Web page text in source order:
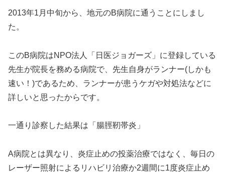
2013年1月中旬から、地元のB病院に通うことにしまし
た。
このB病院はNPO法人「日医ジョガーズ」に登録している
先生が院長を務める病院で、先生自身がランナー(しかも
速い！)であるため、ランナーが患うケガや対処法などに
詳しいと思ったからです。
一通り診察した結果は「腸脛靭帯炎」
A病院とは異なり、炎症止めの投薬治療ではなく、毎日の
レーザー照射によるリハビリ治療か2週間に1度炎症止め